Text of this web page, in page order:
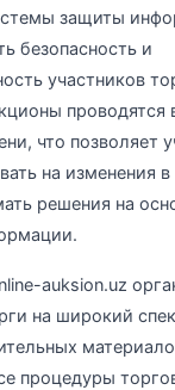
защиты
безопасность и
участников
проводятся
что позволяет
на изменения в
решения на
auksion.uz
на широкий
процедуры